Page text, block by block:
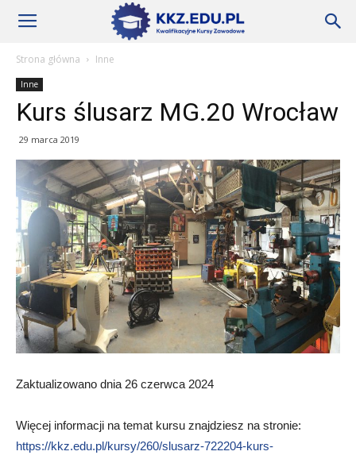
Szkoły
KKZ
Aktualności
Strona główna Inne
Inne
Kurs ślusarz MG.20 Wrocław
29 marca 2019
Zaktualizowano dnia 26 czerwca 2024
Więcej informacji na temat kursu znajdziesz na stronie:
https://kkz.edu.pl/kursy/260/slusarz-722204-kurs-